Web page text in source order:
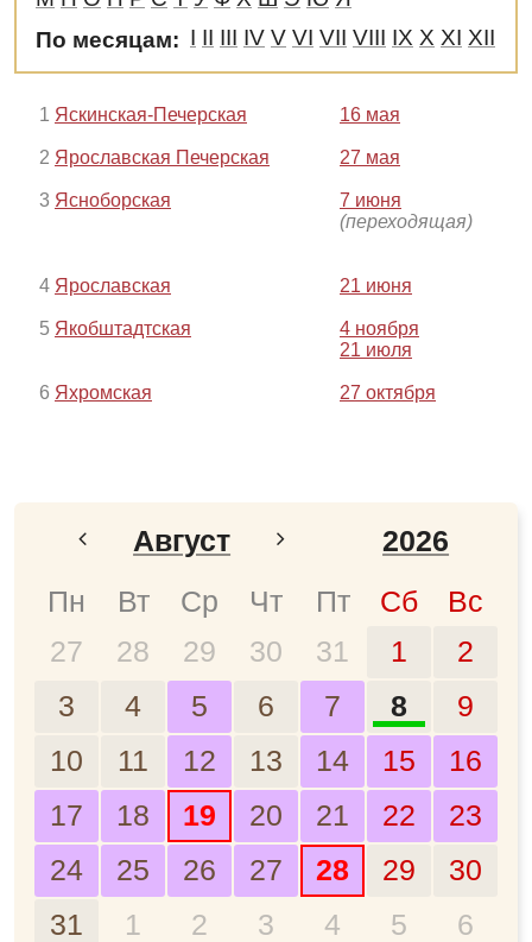
По месяцам: I II III IV V VI VII VIII IX X XI XII
1 Яскинская-Печерская 16 мая
2 Ярославская Печерская 27 мая
3 Ясноборская
7 июня
(переходящая)
4 Ярославская 21 июня
5 Якобштадтская
4 ноября
21 июля
6 Яхромская 27 октября
Январь
Февраль
Март
Апрель
Май
Июнь
Август
2024
2025
2026
2027
2028
2026
Пн
Вт Ср Чт Пт Сб
Вс
27
28 29 30 31 1
2
3
4 5 6 7 8
9
10
11 12 13 14 15
16
17
18 19 20 21 22
23
24
25 26 27 28 29
30
31
1 2 3 4 5 6